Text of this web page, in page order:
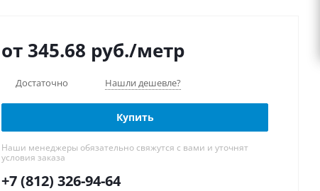
от 345.68 руб./метр
Достаточно Нашли дешевле?
Купить
Наши менеджеры обязательно свяжутся с вами и уточнят
условия заказа
+7 (812) 326-94-64